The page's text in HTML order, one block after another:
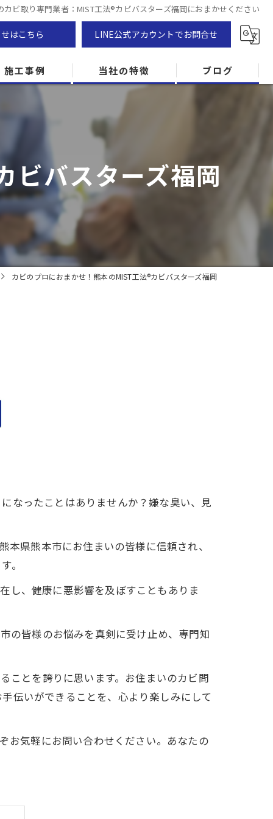
カビ取り専門業者：MIST工法®カビバスターズ福岡におまかせください
はこちら LINE公式アカウントでお問合せ
施工事例 当社の特徴
防カビ
カビ専門
ZEH住宅
カビ検査
ブログ
ビバスターズ福岡
カビのプロにおまかせ！熊本のMIST工法®カビバスターズ福岡
なったことはありませんか？嫌な臭い、見
県熊本市にお住まいの皆様に信頼され、
。
し、健康に悪影響を及ぼすこともありま
の皆様のお悩みを真剣に受け止め、専門知
ことを誇りに思います。お住まいのカビ問
伝いができることを、心より楽しみにして
お気軽にお問い合わせください。あなたの